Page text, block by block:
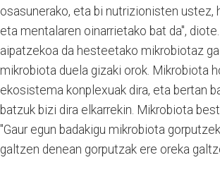
osasunerako, eta bi nutrizionisten ustez,
eta mentalaren oinarrietako bat da",
aipatzekoa da hesteetako mikrobiotaz
mikrobiota duela gizaki orok. Mikrobiota
ekosistema konplexuak dira, eta bertan
batzuk bizi dira elkarrekin. Mikrobiota
"Gaur egun badakigu mikrobiota
galtzen denean gorputzak ere oreka